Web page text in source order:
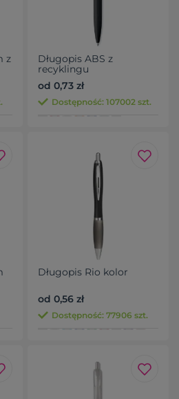
z
Długopis ABS z
recyklingu
od 0,73 zł
Dostępność: 107002 szt.
Długopis Rio kolor
od 0,56 zł
Dostępność: 77906 szt.